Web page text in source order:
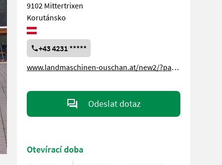
9102 Mittertrixen
Korutánsko
+43 4231 *****
www.landmaschinen-ouschan.at/new2/?page_id=17295
Odeslat dotaz
Otevírací doba